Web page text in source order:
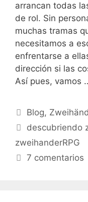
arrancan todas
de rol. Sin
muchas tramas
necesitamos a
enfrentarse a
dirección si las
Así pues, vamos
Categorías
Blog,
Etiquetas
descubriendo
zweihanderRPG
7 comentarios